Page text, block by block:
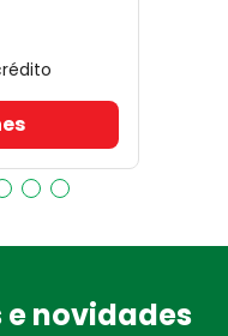
e novidades